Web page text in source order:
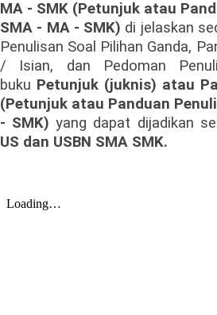
MA - SMK (Petunjuk atau
SMA - MA - SMK) di jelaskan
Penulisan Soal Pilihan Ganda,
/ Isian, dan Pedoman
buku Petunjuk (juknis) atau
(Petunjuk atau Panduan
- SMK) yang dapat dijadikan
US dan USBN SMA SMK.